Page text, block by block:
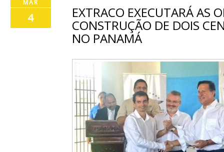
MAR
4 EXTRACO EXECUTARÁ AS
CONSTRUÇÃO DE DOIS
NO PANAMÁ